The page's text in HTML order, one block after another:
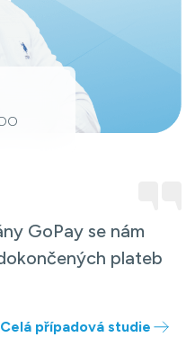
GoPay se nám
plateb
Celá případová studie